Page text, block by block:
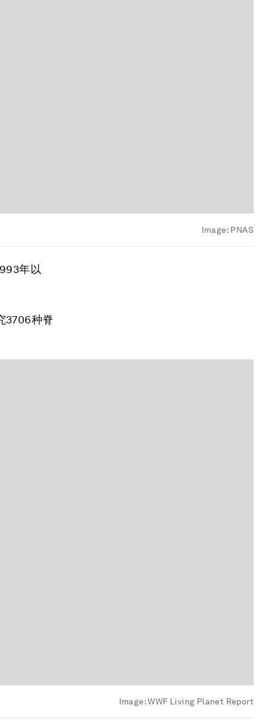
Image: PNAS
年以
3706种脊
Image:WWF Living Planet Report